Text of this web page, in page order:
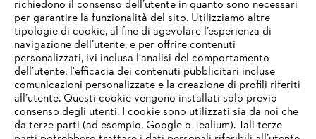
L’azienda
STIHL FAQ
richiedono il consenso dell’utente in quanto sono necessari
per garantire la funzionalità del sito. Utilizziamo altre
tipologie di cookie, al fine di agevolare l’esperienza di
navigazione dell’utente, e per offrire contenuti
personalizzati, ivi inclusa l'analisi del comportamento
dell’utente, l'efficacia dei contenuti pubblicitari incluse
comunicazioni personalizzate e la creazione di profili riferiti
all’utente. Questi cookie vengono installati solo previo
consenso degli utenti. I cookie sono utilizzati sia da noi che
da terze parti (ad esempio, Google o Tealium). Tali terze